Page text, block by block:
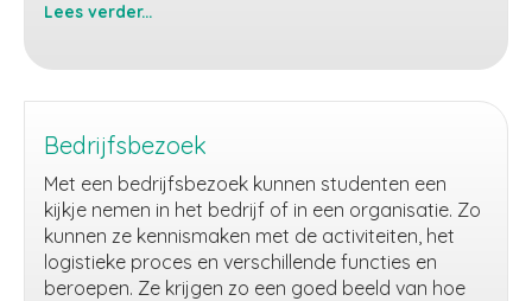
Lees verder...
vragen
(online)
Bedrijfsbezoek
Met een bedrijfsbezoek kunnen studenten een
kijkje nemen in het bedrijf of in een organisatie. Zo
kunnen ze kennismaken met de activiteiten, het
logistieke proces en verschillende functies en
beroepen. Ze krijgen zo een goed beeld van hoe